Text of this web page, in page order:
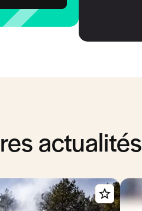
actualités